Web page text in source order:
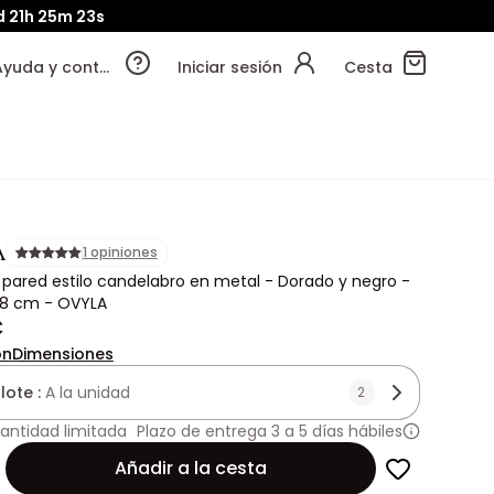
21h 25m 21s
Ayuda y contacto Iniciar sesión Cesta
1 opiniones
estilo candelabro en metal - Dorado y negro -
cm - OVYLA
Dimensiones
: A la unidad 2
limitada Plazo de entrega 3 a 5 días hábiles
Añadir a la cesta